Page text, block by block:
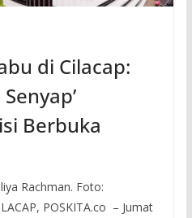
di Cilacap:
Berbuka
Rachman. Foto:
POSKITA.co – Jumat